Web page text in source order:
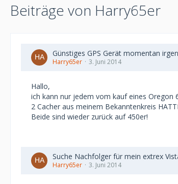
Beiträge von Harry65er
Günstiges GPS Gerät momentan
Harry65er 3. Juni 2014
Hallo,
ich kann nur jedem vom kauf eines Oregon
2 Cacher aus meinem Bekanntenkreis
Beide sind wieder zurück auf 450er!
Suche Nachfolger für mein extrex
Harry65er 3. Juni 2014